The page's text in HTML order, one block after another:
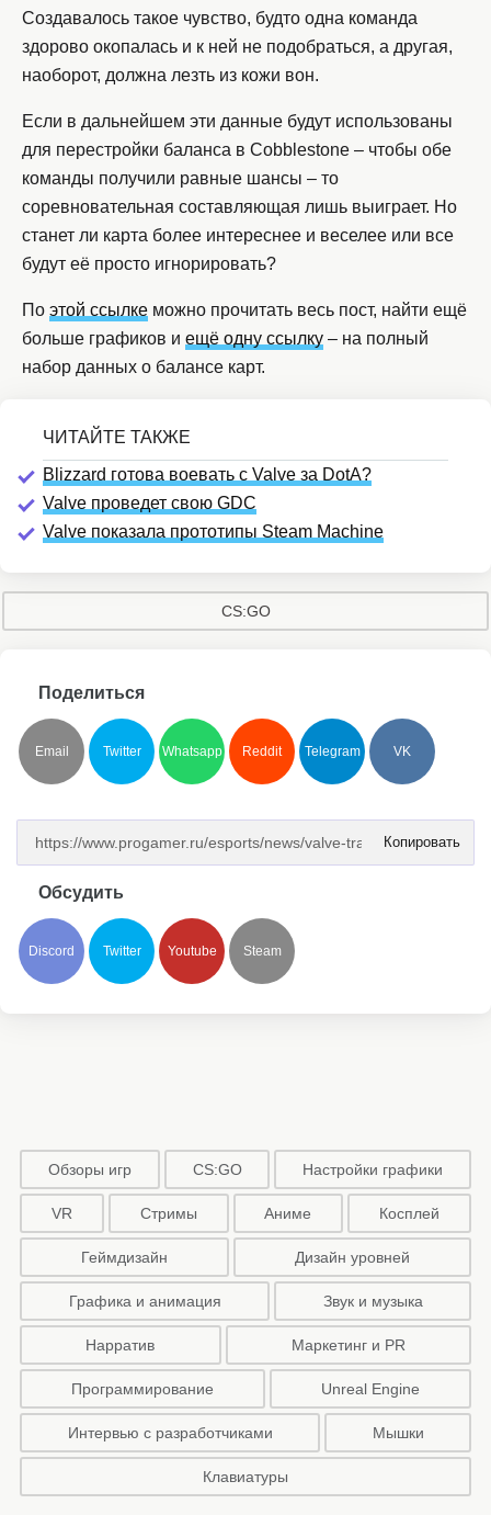
Создавалось такое чувство, будто одна команда
здорово окопалась и к ней не подобраться, а другая,
наоборот, должна лезть из кожи вон.
Если в дальнейшем эти данные будут использованы
для перестройки баланса в Cobblestone – чтобы обе
команды получили равные шансы – то
соревновательная составляющая лишь выиграет. Но
станет ли карта более интереснее и веселее или все
будут её просто игнорировать?
По этой ссылке можно прочитать весь пост, найти ещё
больше графиков и ещё одну ссылку – на полный
набор данных о балансе карт.
Blizzard готова воевать с Valve за DotA?
Valve проведет свою GDC
Valve показала прототипы Steam Machine
CS:GO
Поделиться
Email Twitter Whatsapp Reddit Telegram VK
Копировать
Обсудить
Discord Twitter Youtube Steam
Обзоры игр CS:GO Настройки графики
VR Стримы Аниме Косплей
Геймдизайн Дизайн уровней
Графика и анимация Звук и музыка
Нарратив Маркетинг и PR
Программирование Unreal Engine
Интервью с разработчиками Мышки
Клавиатуры